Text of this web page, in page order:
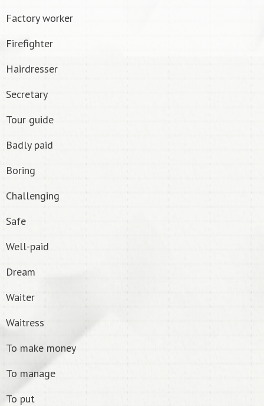
Factory worker
Firefighter
Hairdresser
Secretary
Tour guide
Badly paid
Boring
Challenging
Safe
Well-paid
Dream
Waiter
Waitress
To make money
To manage
To put